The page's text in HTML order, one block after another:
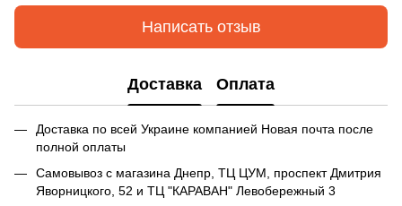
Написать отзыв
Доставка Оплата
Доставка по всей Украине компанией Новая почта после
полной оплаты
Самовывоз с магазина Днепр, ТЦ ЦУМ, проспект Дмитрия
Яворницкого, 52 и ТЦ "КАРАВАН" Левобережный 3